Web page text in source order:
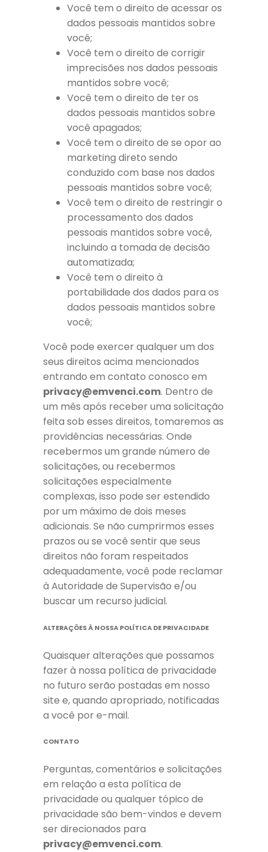
Você tem o direito de acessar os
dados pessoais mantidos sobre
você;
Você tem o direito de corrigir
imprecisões nos dados pessoais
mantidos sobre você;
Você tem o direito de ter os
dados pessoais mantidos sobre
você apagados;
Você tem o direito de se opor ao
marketing direto sendo
conduzido com base nos dados
pessoais mantidos sobre você;
Você tem o direito de restringir o
processamento dos dados
pessoais mantidos sobre você,
incluindo a tomada de decisão
automatizada;
Você tem o direito à
portabilidade dos dados para os
dados pessoais mantidos sobre
você;
Você pode exercer qualquer um dos
seus direitos acima mencionados
entrando em contato conosco em
privacy@emvenci.com. Dentro de
um mês após receber uma solicitação
feita sob esses direitos, tomaremos as
providências necessárias. Onde
recebermos um grande número de
solicitações, ou recebermos
solicitações especialmente
complexas, isso pode ser estendido
por um máximo de dois meses
adicionais. Se não cumprirmos esses
prazos ou se você sentir que seus
direitos não foram respeitados
adequadamente, você pode reclamar
à Autoridade de Supervisão e/ou
buscar um recurso judicial.
ALTERAÇÕES À NOSSA POLÍTICA DE PRIVACIDADE
Quaisquer alterações que possamos
fazer à nossa política de privacidade
no futuro serão postadas em nosso
site e, quando apropriado, notificadas
a você por e-mail.
CONTATO
Perguntas, comentários e solicitações
em relação a esta política de
privacidade ou qualquer tópico de
privacidade são bem-vindos e devem
ser direcionados para
privacy@emvenci.com.